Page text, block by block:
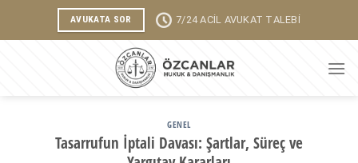
AVUKATA SOR 7/24 ACİL AVUKAT TALEBİ
GENEL
Tasarrufun İptali Davası: Şartlar, Süreç ve